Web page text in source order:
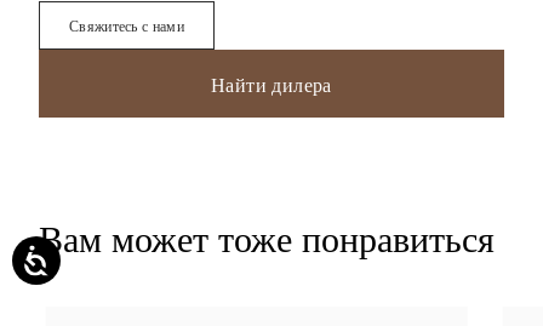
Свяжитесь с нами
Найти дилера
Вам может тоже понравиться